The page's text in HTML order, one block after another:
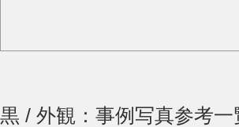
黒 / 外観：事例写真参考一